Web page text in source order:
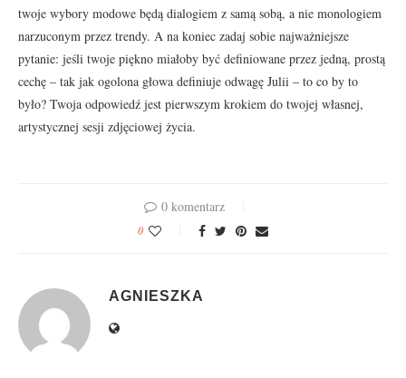
twoje wybory modowe będą dialogiem z samą sobą, a nie monologiem
narzuconym przez trendy. A na koniec zadaj sobie najważniejsze
pytanie: jeśli twoje piękno miałoby być definiowane przez jedną, prostą
cechę – tak jak ogolona głowa definiuje odwagę Julii – to co by to
było? Twoja odpowiedź jest pierwszym krokiem do twojej własnej,
artystycznej sesji zdjęciowej życia.
0 komentarz
0
AGNIESZKA